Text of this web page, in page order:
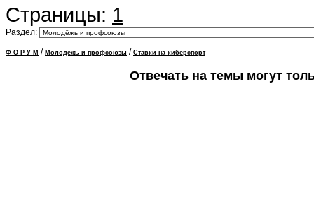
Страницы: 1
Раздел:
Ф О Р У М / Молодёжь и профсоюзы / Ставки на киберспорт
Отвечать на темы могут